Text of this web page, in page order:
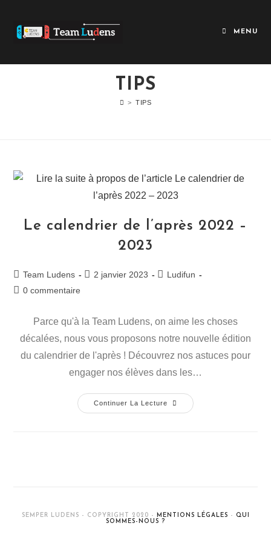
MENU
TIPS
> TIPS
Le calendrier de l’après 2022 –
2023
Team Ludens 2 janvier 2023
Ludifun
0 commentaire
Parce qu'à la Team Ludens, on aime les choses
décalées, nous vous proposons notre nouvelle édition
du calendrier de l'après ! Découvrez nos astuces pour
engager nos élèves dans les…
Continuer La Lecture
SEMPER LUDENS - COPYRIGHT 2020 - MENTIONS LÉGALES - QUI
SOMMES-NOUS ?